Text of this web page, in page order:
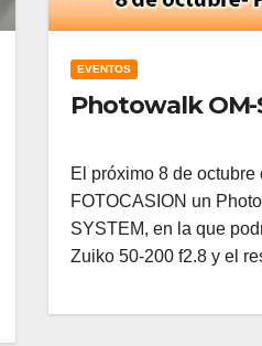
EVENTOS
Photowalk
El próximo 8 de octubre
FOTOCASION un
SYSTEM, en la que
Zuiko 50-200 f2.8 y el